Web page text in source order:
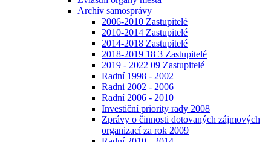
Archív samosprávy
2006-2010 Zastupitelé
2010-2014 Zastupitelé
2014-2018 Zastupitelé
2018-2019 18 3 Zastupitelé
2019 - 2022 09 Zastupitelé
Radní 1998 - 2002
Radni 2002 - 2006
Radní 2006 - 2010
Investiční priority rady 2008
Zprávy o činnosti dotovaných zájmových
organizací za rok 2009